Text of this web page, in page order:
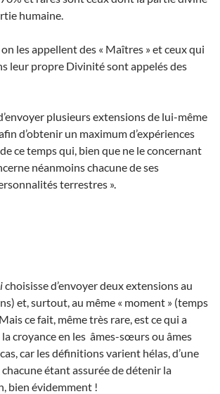
humaine.
on les appellent des « Maîtres » et ceux qui
leur propre Divinité sont appelés des
plusieurs extensions de lui-même
d’obtenir un maximum d’expériences
ce temps qui, bien que ne le concernant
néanmoins chacune de ses
terrestres ».
choisisse d’envoyer deux extensions au
et, surtout, au même « moment » (temps
ce fait, même très rare, est ce qui a
croyance en les âmes-sœurs ou âmes
car les définitions varient hélas, d’une
chacune étant assurée de détenir la
bien évidemment !